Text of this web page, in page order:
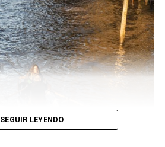
SEGUIR LEYENDO